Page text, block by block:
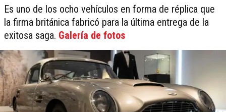
Es uno de los ocho vehículos en forma de réplica que
la firma británica fabricó para la última entrega de la
exitosa saga. Galería de fotos